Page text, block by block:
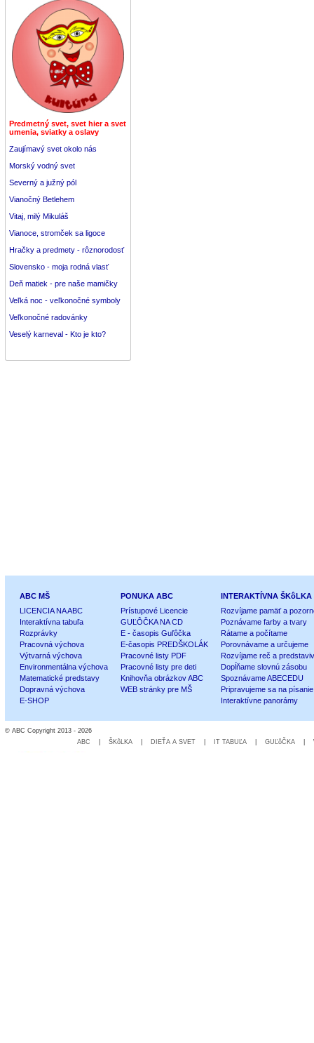
Predmetný svet, svet hier a svet
umenia, sviatky a oslavy
Zaujímavý svet okolo nás
Morský vodný svet
Severný a južný pól
Vianočný Betlehem
Vitaj, milý Mikuláš
Vianoce, stromček sa ligoce
Hračky a predmety - rôznorodosť
Slovensko - moja rodná vlasť
Deň matiek - pre naše mamičky
Veľká noc - veľkonočné symboly
Veľkonočné radovánky
Veselý karneval - Kto je kto?
ABC MŠ
LICENCIA NA ABC
Interaktívna tabuľa
Rozprávky
Pracovná výchova
Výtvarná výchova
Environmentálna výchova
Matematické predstavy
Dopravná výchova
E-SHOP
PONUKA ABC
Prístupové Licencie
GUĽÔČKA NA CD
E - časopis Guľôčka
E-časopis PREDŠKOLÁK
Pracovné listy PDF
Pracovné listy pre deti
Knihovňa obrázkov ABC
WEB stránky pre MŠ
INTERAKTÍVNA ŠKôLKA
Rozvíjame pamäť a
Poznávame farby a tvary
Rátame a počítame
Porovnávame a určujeme
Rozvíjame reč a
Dopĺňame slovnú zásobu
Spoznávame ABECEDU
Pripravujeme sa na písanie
Interaktívne panorámy
© ABC Copyright 2013 - 2026
ABC
ŠKôLKA DIEŤA A SVET IT TABUĽA GUĽôČKA